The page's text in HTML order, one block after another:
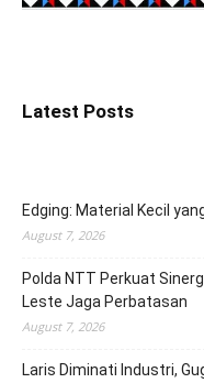
Latest Posts
Edging: Material Kecil
August 7, 2026
Polda NTT Perkuat
Leste Jaga Perbatasan
August 7, 2026
Laris Diminati Industri,